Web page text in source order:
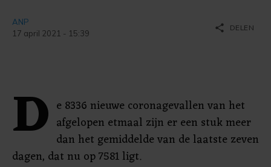
ANP
17 april 2021 - 15:39
share DELEN
D e 8336 nieuwe coronagevallen van het
afgelopen etmaal zijn er een stuk meer
dan het gemiddelde van de laatste zeven
dagen, dat nu op 7581 ligt.